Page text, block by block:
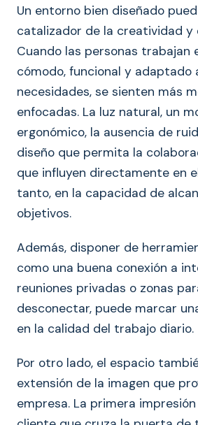
Un entorno bien diseñado
catalizador de la creatividad y
Cuando las personas trabajan
cómodo, funcional y adaptado
necesidades, se sienten más
enfocadas. La luz natural, un
ergonómico, la ausencia de
diseño que permita la
que influyen directamente en
tanto, en la capacidad de
objetivos.
Además, disponer de
como una buena conexión a
reuniones privadas o zonas
desconectar, puede marcar
en la calidad del trabajo diario.
Por otro lado, el espacio
extensión de la imagen que
empresa. La primera